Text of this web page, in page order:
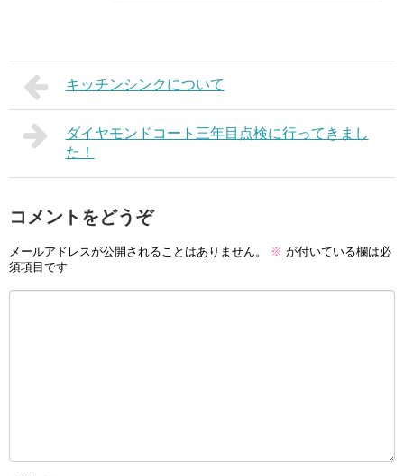
キッチンシンクについて
ダイヤモンドコート三年目点検に行ってきまし
た！
コメントをどうぞ
メールアドレスが公開されることはありません。 ※ が付いている欄は必
須項目です